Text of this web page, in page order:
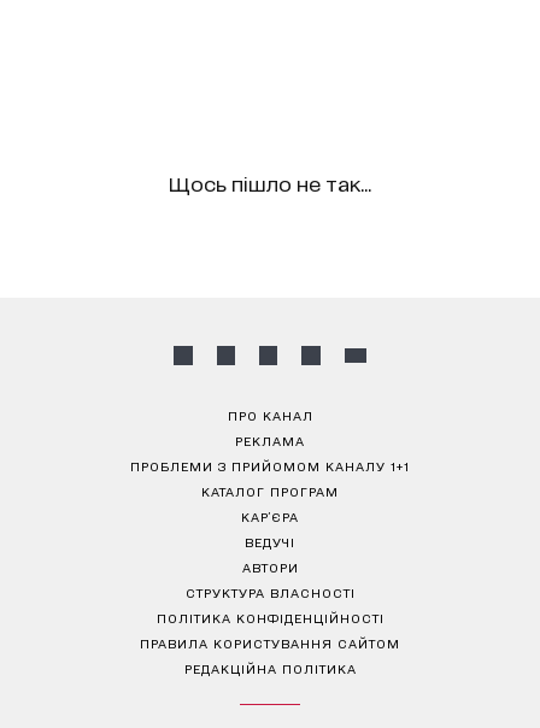
Щось пішло не так...
ПРО КАНАЛ
РЕКЛАМА
ПРОБЛЕМИ З ПРИЙОМОМ КАНАЛУ 1+1
КАТАЛОГ ПРОГРАМ
КАР’ЄРА
ВЕДУЧІ
АВТОРИ
СТРУКТУРА ВЛАСНОСТІ
ПОЛІТИКА КОНФІДЕНЦІЙНОСТІ
ПРАВИЛА КОРИСТУВАННЯ САЙТОМ
РЕДАКЦІЙНА ПОЛІТИКА